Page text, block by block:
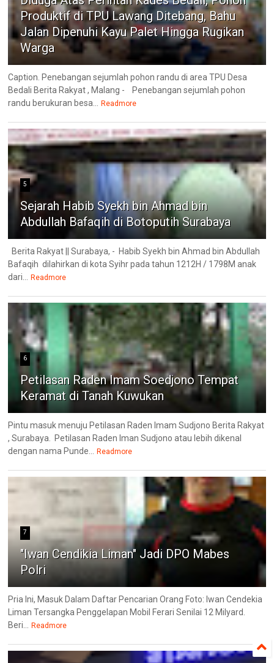
Produktif di TPU Lawang Ditebang, Bahu
Jalan Dipenuhi Kayu Palet Hingga Rugikan
Warga
Caption. Penebangan sejumlah pohon randu di area TPU Desa
Bedali Berita Rakyat , Malang - Penebangan sejumlah pohon
randu berukuran besa... Readmore
5
Sejarah Habib Syekh bin Ahmad bin
Abdullah Bafaqih di Botoputih Surabaya
Berita Rakyat || Surabaya, - Habib Syekh bin Ahmad bin Abdullah
Bafaqih dilahirkan di kota Syihr pada tahun 1212H / 1798M anak
dari... Readmore
6
Petilasan Raden Imam Soedjono Tempat
Keramat di Tanah Kuwukan
Pintu masuk menuju Petilasan Raden Imam Sudjono Berita Rakyat
, Surabaya. Petilasan Raden Iman Sudjono atau lebih dikenal
dengan nama Punde... Readmore
7
"Iwan Cendikia Liman" Jadi DPO Mabes
Polri
Pria Ini, Masuk Dalam Daftar Pencarian Orang Foto: Iwan Cendekia
Liman Tersangka Penggelapan Mobil Ferari Senilai 12 Milyard.
Beri... Readmore